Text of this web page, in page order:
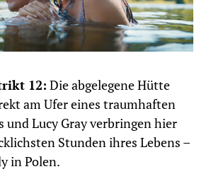
12: Die abgelegene Hütte
am Ufer eines traumhaften
und Lucy Gray verbringen hier
Stunden ihres Lebens –
in Polen.